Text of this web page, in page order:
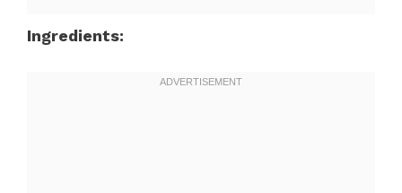
Ingredients: